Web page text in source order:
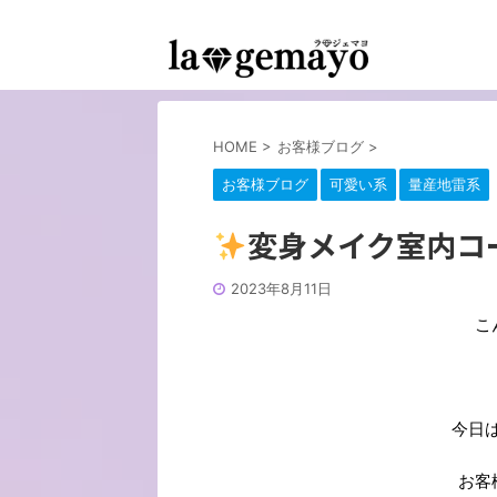
HOME > お客様ブログ >
お客様ブログ 可愛い系 量産地雷系
変身メイク室内
2023年8月11日
今日
お客